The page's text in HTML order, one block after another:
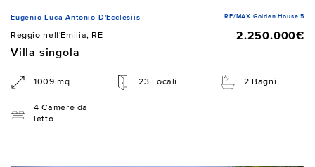
Eugenio Luca Antonio D'Ecclesiis RE/MAX Golden House 5
Reggio nell'Emilia, RE
2.250.000€
Villa singola
1009 mq 23 Locali 2 Bagni
4 Camere da
letto